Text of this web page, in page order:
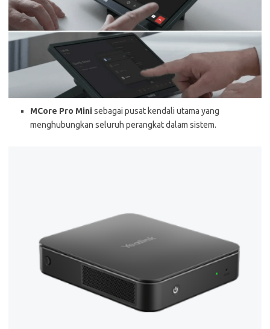
MCore Pro Minisebagai pusat kendali utama yang
menghubungkan seluruh perangkat dalam sistem.